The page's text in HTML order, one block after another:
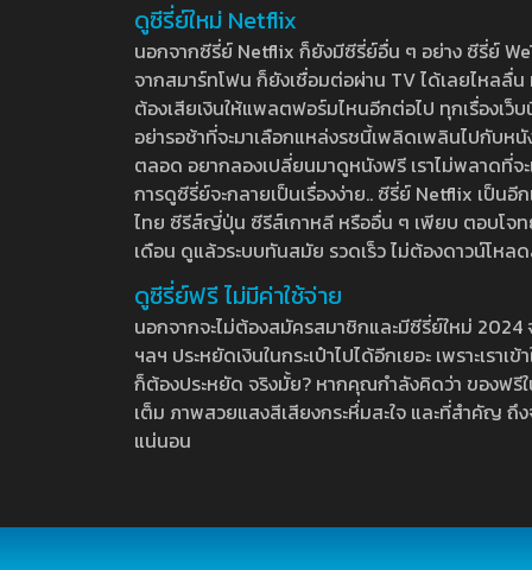
ดูซีรี่ย์ใหม่ Netflix
นอกจากซีรี่ย์ Netflix ก็ยังมีซีรี่ย์อื่น ๆ อย่าง ซีรี่ย์
จากสมาร์ทโฟน ก็ยังเชื่อมต่อผ่าน TV ได้เลยไหลลื่
ต้องเสียเงินให้แพลตฟอร์มไหนอีกต่อไป ทุกเรื่องเว็
อย่ารอช้าที่จะมาเลือกแหล่งรชนี้เพลิดเพลินไปกับห
ตลอด อยากลองเปลี่ยนมาดูหนังฟรี เราไม่พลาดที่
การดูซีรี่ย์จะกลายเป็นเรื่องง่าย.. ซีรี่ย์ Netflix เป็น
ไทย ซีรีส์ญี่ปุ่น ซีรีส์เกาหลี หรืออื่น ๆ เพียบ ตอบโจท
เดือน ดูแล้วระบบทันสมัย รวดเร็ว ไม่ต้องดาวน์โห
ดูซีรี่ย์ฟรี ไม่มีค่าใช้จ่าย
นอกจากจะไม่ต้องสมัครสมาชิกและมีซีรี่ย์ใหม่
ฯลฯ ประหยัดเงินในกระเป๋าไปได้อีกเยอะ เพราะเร
ก็ต้องประหยัด จริงมั้ย? หากคุณกำลังคิดว่า ของฟ
เต็ม ภาพสวยแสงสีเสียงกระหึ่มสะใจ และที่สำคัญ
แน่นอน